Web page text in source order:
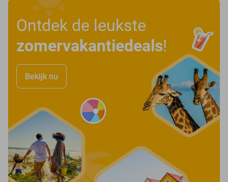
Ontdek de leukste
zomervakantiedeals!
Bekijk nu